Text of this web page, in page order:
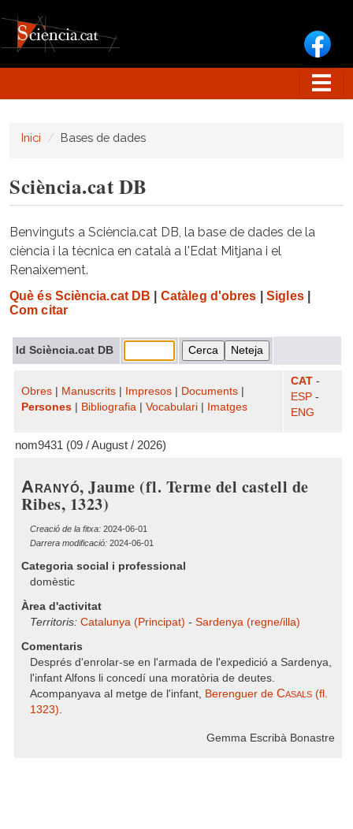
Inici Bases de dades
Sciència.cat DB
Benvinguts a Sciència.cat DB, la base de dades de la
ciència i la tècnica en català a l'Edat Mitjana i el
Renaixement.
Què és Sciència.cat DB Catàleg d'obres Sigles|
Com citar
Id Sciència.cat DB
Obres Manuscrits Impresos Documents
Persones
Bibliografia Vocabulari Imatges
CAT -
ESP -
ENG
nom9431 (09 / August / 2026)
Aranyó, Jaume (fl. Terme del castell de
Ribes, 1323)
Creació de la fitxa: 2024-06-01
Darrera modificació: 2024-06-01
Categoria social i professional
domèstic
Àrea d'activitat
Territoris: Catalunya (Principat) - Sardenya (regne/illa)
Comentaris
Després d'enrolar-se en l'armada de l'expedició a Sardenya,
l'infant Alfons li concedí una moratòria de deutes.
Acompanyava al metge de l'infant, Berenguer de Casals (fl.
1323).
Gemma Escribà Bonastre